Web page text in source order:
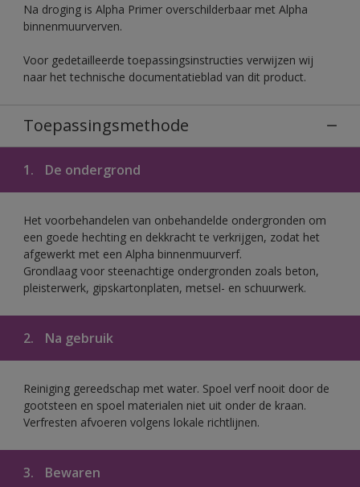
Na droging is Alpha Primer overschilderbaar met Alpha
binnenmuurverven.
Voor gedetailleerde toepassingsinstructies verwijzen wij
naar het technische documentatieblad van dit product.
Toepassingsmethode
1. De ondergrond
Het voorbehandelen van onbehandelde ondergronden om
een goede hechting en dekkracht te verkrijgen, zodat het
afgewerkt met een Alpha binnenmuurverf.
Grondlaag voor steenachtige ondergronden zoals beton,
pleisterwerk, gipskartonplaten, metsel- en schuurwerk.
2. Na gebruik
Reiniging gereedschap met water. Spoel verf nooit door de
gootsteen en spoel materialen niet uit onder de kraan.
Verfresten afvoeren volgens lokale richtlijnen.
3. Bewaren